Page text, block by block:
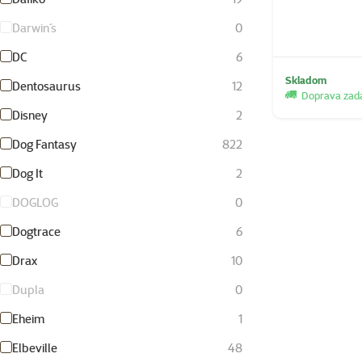
Darwin´s
0
DC
6
Dentosaurus
12
Disney
2
Dog Fantasy
822
Dog It
2
DOGLOG
0
Dogtrace
6
Drax
10
Dupla
0
Eheim
1
Elbeville
48
Skladom
Doprava